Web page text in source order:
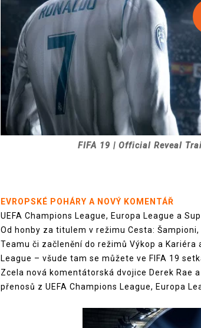
FIFA 19 | Official Reveal
EVROPSKÉ POHÁRY A NOVÝ KOMENTÁŘ
UEFA Champions League, Europa League a
Od honby za titulem v režimu Cesta:
Teamu či začlenění do režimů Výkop a
League – všude tam se můžete ve FIFA 19
Zcela nová komentátorská dvojice Derek Rae
přenosů z UEFA Champions League, Europa